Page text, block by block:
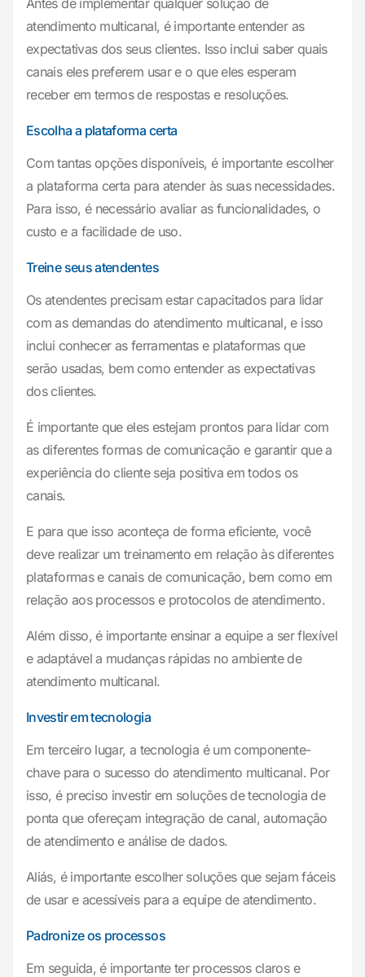
Antes de implementar qualquer solução de
atendimento multicanal, é importante entender as
expectativas dos seus clientes. Isso inclui saber quais
canais eles preferem usar e o que eles esperam
receber em termos de respostas e resoluções.
Escolha a plataforma certa
Com tantas opções disponíveis, é importante escolher
a plataforma certa para atender às suas necessidades.
Para isso, é necessário avaliar as funcionalidades, o
custo e a facilidade de uso.
Treine seus atendentes
Os atendentes precisam estar capacitados para lidar
com as demandas do atendimento multicanal, e isso
inclui conhecer as ferramentas e plataformas que
serão usadas, bem como entender as expectativas
dos clientes.
É importante que eles estejam prontos para lidar com
as diferentes formas de comunicação e garantir que a
experiência do cliente seja positiva em todos os
canais.
E para que isso aconteça de forma eficiente, você
deve realizar um treinamento em relação às diferentes
plataformas e canais de comunicação, bem como em
relação aos processos e protocolos de atendimento.
Além disso, é importante ensinar a equipe a ser flexível
e adaptável a mudanças rápidas no ambiente de
atendimento multicanal.
Investir em tecnologia
Em terceiro lugar, a tecnologia é um componente-
chave para o sucesso do atendimento multicanal. Por
isso, é preciso investir em soluções de tecnologia de
ponta que ofereçam integração de canal, automação
de atendimento e análise de dados.
Aliás, é importante escolher soluções que sejam fáceis
de usar e acessíveis para a equipe de atendimento.
Padronize os processos
Em seguida, é importante ter processos claros e